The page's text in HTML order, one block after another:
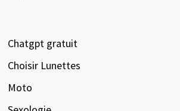
Chatgpt gratuit
Choisir Lunettes
Moto